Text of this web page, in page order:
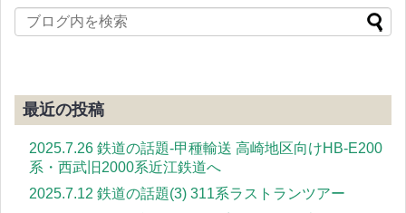
最近の投稿
2025.7.26 鉄道の話題-甲種輸送 高崎地区向けHB-E200
系・西武旧2000系近江鉄道へ
2025.7.12 鉄道の話題(3) 311系ラストランツアー